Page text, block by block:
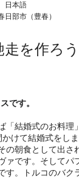
日本語
日部市（豊春）
走を作
スです。
結婚式のお料理
けて結婚式をし
の朝食として出さ
ァです。そしてパ
す。トルコのバ